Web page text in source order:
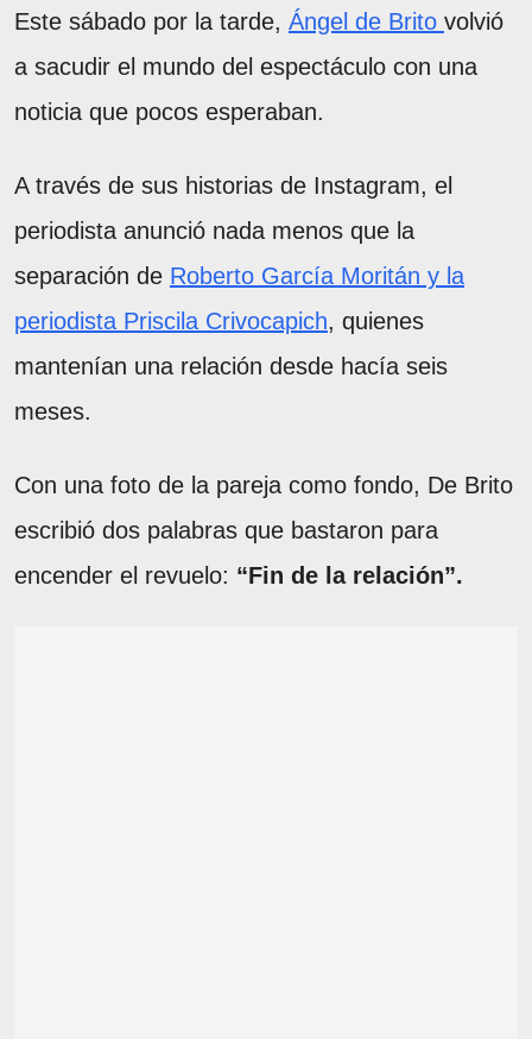
Este sábado por la tarde, Ángel de Brito volvió
a sacudir el mundo del espectáculo con una
noticia que pocos esperaban.
A través de sus historias de Instagram, el
periodista anunció nada menos que la
separación de Roberto García Moritán y la
periodista Priscila Crivocapich, quienes
mantenían una relación desde hacía seis
meses.
Con una foto de la pareja como fondo, De Brito
escribió dos palabras que bastaron para
encender el revuelo: “Fin de la relación”.